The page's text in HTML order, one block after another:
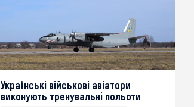
Українські військові авіатори
виконують тренувальні польоти